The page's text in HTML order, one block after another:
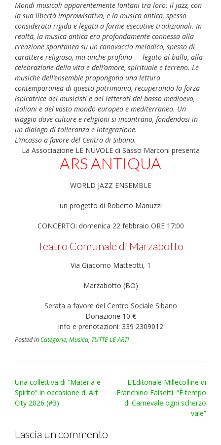
Mondi musicali apparentemente lontani tra loro: il jazz, con
la sua libertà improvvisativa, e la musica antica, spesso
considerata rigida e legata a forme esecutive tradizionali. In
realtà, la musica antica era profondamente connessa alla
creazione spontanea su un canovaccio melodico, spesso di
carattere religioso, ma anche profano — legato al ballo, alla
celebrazione della vita e dell’amore, spirituale e terreno. Le
musiche dell’ensemble propongono una lettura
contemporanea di questo patrimonio, recuperando la forza
ispiratrice dei musicisti e dei letterati del basso medioevo,
italiani e del vasto mondo europeo e mediterraneo. Un
viaggio dove culture e religioni si incontrano, fondendosi in
un dialogo di tolleranza e integrazione.
L’incasso a favore del Centro di Sibano.
La Associazione LE NUVOLE di Sasso Marconi presenta
ARS ANTIQUA
WORLD JAZZ ENSEMBLE
un progetto di Roberto Manuzzi
CONCERTO: domenica 22 febbraio ORE 17:00
Teatro Comunale di Marzabotto
Via Giacomo Matteotti, 1
Marzabotto (BO)
Serata a favore del Centro Sociale Sibano
Donazione 10 €
info e prenotazioni: 339 2309012
Posted in Categorie, Musica, TUTTE LE ARTI
Post
navigation
Una collettiva di “Materia e
Spirito” in occasione di Art
City 2026 (#3)
L’Editoriale Millecolline di
Franchino Falsetti. “È tempo
di Carnevale ogni scherzo
vale”
Lascia un commento